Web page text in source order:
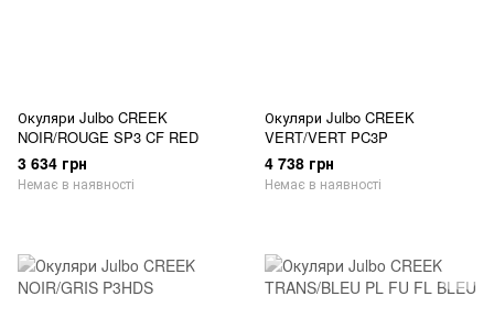
Окуляри Julbo CREEK
NOIR/ROUGE SP3 CF RED
3 634 грн
Немає в наявності
Окуляри Julbo CREEK
VERT/VERT PC3P
4 738 грн
Немає в наявності